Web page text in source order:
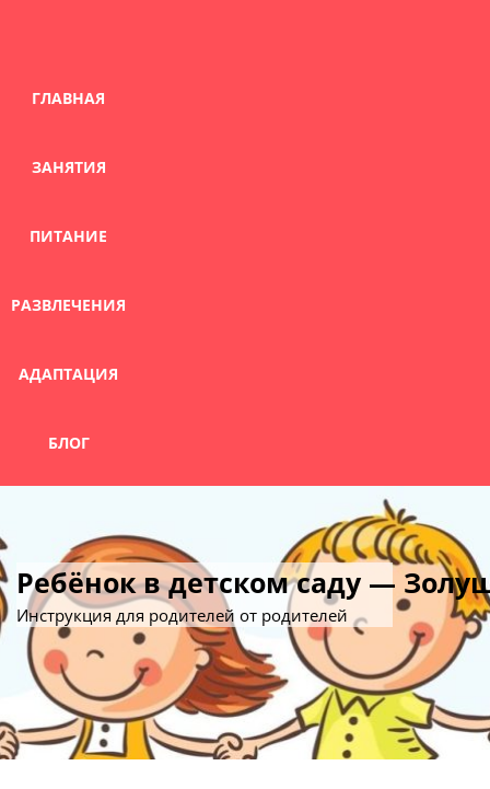
ГЛАВНАЯ
ЗАНЯТИЯ
ПИТАНИЕ
РАЗВЛЕЧЕНИЯ
АДАПТАЦИЯ
БЛОГ
Ребёнок в детском саду —
Инструкция для родителей от родителей